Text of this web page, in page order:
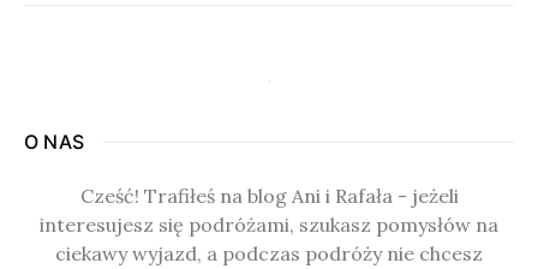
O NAS
Cześć! Trafiłeś na blog Ani i Rafała - jeżeli
interesujesz się podróżami, szukasz pomysłów na
ciekawy wyjazd, a podczas podróży nie chcesz